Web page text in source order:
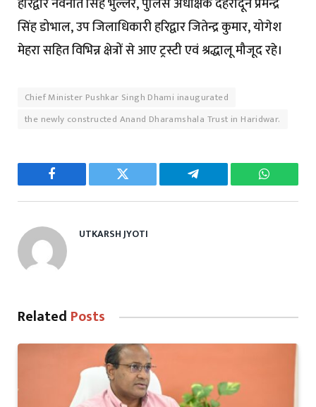
हरिद्वार नवनीत सिंह भुल्लर, पुलिस अधीक्षक देहरादून प्रमेन्द्र
सिंह डोभाल, उप जिलाधिकारी हरिद्वार जितेन्द्र कुमार, योगेश
मेहरा सहित विभिन्न क्षेत्रों से आए ट्रस्टी एवं श्रद्धालू मौजूद रहे।
Chief Minister Pushkar Singh Dhami inaugurated
the newly constructed Anand Dharamshala Trust in Haridwar.
Facebook Twitter Telegram
UTKARSH JYOTI
Related Posts